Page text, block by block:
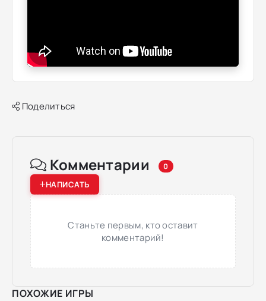
Поделиться
Комментарии 0
НАПИСАТЬ
Станьте первым, кто оставит
комментарий!
ПОХОЖИЕ ИГРЫ